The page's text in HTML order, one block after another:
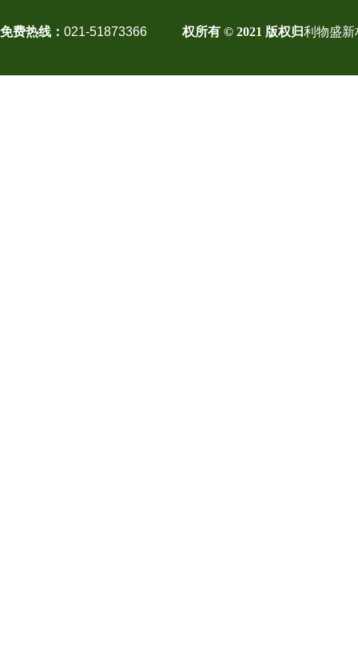
免费热线： 021-51873366 权所有 © 2021 版权归利物盛新